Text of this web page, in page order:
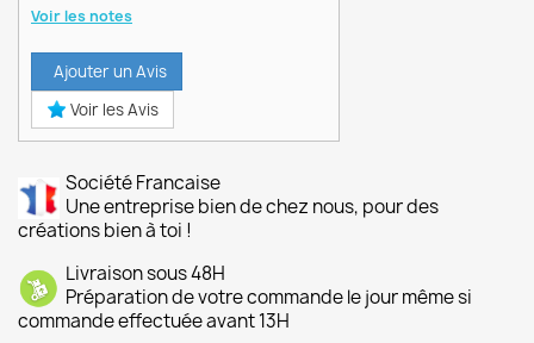
Voir les notes
Ajouter un Avis
Voir les Avis
Société Francaise
Une entreprise bien de chez nous, pour des
créations bien à toi !
Livraison sous 48H
Préparation de votre commande le jour même si
commande effectuée avant 13H